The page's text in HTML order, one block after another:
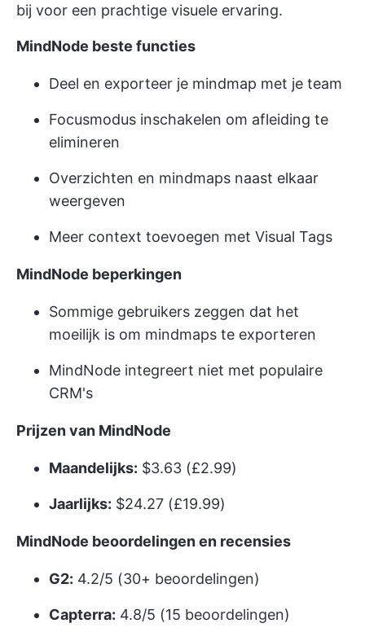
bij voor een prachtige visuele ervaring.
MindNode beste functies
Deel en exporteer je mindmap met je team
Focusmodus inschakelen om afleiding te
elimineren
Overzichten en mindmaps naast elkaar
weergeven
Meer context toevoegen met Visual Tags
MindNode beperkingen
Sommige gebruikers zeggen dat het
moeilijk is om mindmaps te exporteren
MindNode integreert niet met populaire
CRM's
Prijzen van MindNode
Maandelijks: $3.63 (£2.99)
Jaarlijks: $24.27 (£19.99)
MindNode beoordelingen en recensies
G2: 4.2/5 (30+ beoordelingen)
Capterra: 4.8/5 (15 beoordelingen)